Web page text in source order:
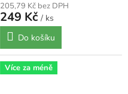
205,79 Kč bez DPH
249 Kč / ks
Do košíku
Více za méně